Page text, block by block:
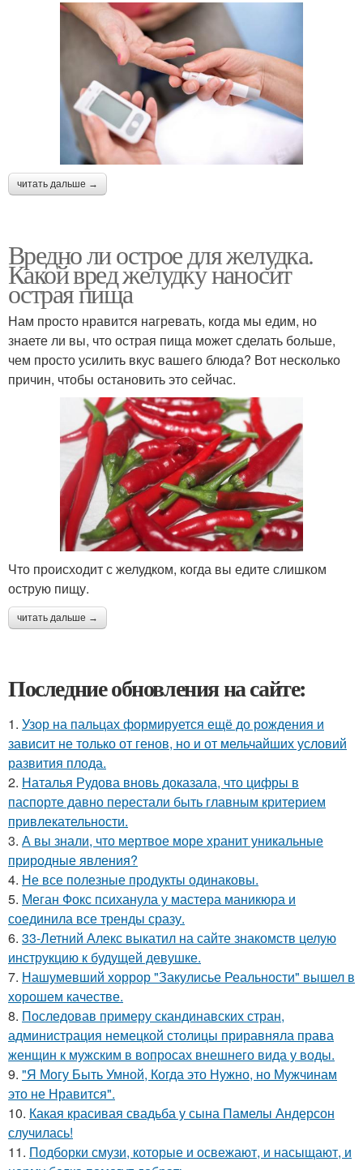
читать дальше →
Вредно ли острое для желудка.
Какой вред желудку наносит
острая пища
Нам просто нравится нагревать, когда мы едим, но
знаете ли вы, что острая пища может сделать больше,
чем просто усилить вкус вашего блюда? Вот несколько
причин, чтобы остановить это сейчас.
Что происходит с желудком, когда вы едите слишком
острую пищу.
читать дальше →
Последние обновления на сайте:
1. Узор на пальцах формируется ещё до рождения и
зависит не только от генов, но и от мельчайших условий
развития плода.
2. Наталья Рудова вновь доказала, что цифры в
паспорте давно перестали быть главным критерием
привлекательности.
3. А вы знали, что мертвое море хранит уникальные
природные явления?
4. Не все полезные продукты одинаковы.
5. Меган Фокс психанула у мастера маникюра и
соединила все тренды сразу.
6. 33-Летний Алекс выкатил на сайте знакомств целую
инструкцию к будущей девушке.
7. Нашумевший хоррор "Закулисье Реальности" вышел в
хорошем качестве.
8. Последовав примеру скандинавских стран,
администрация немецкой столицы приравняла права
женщин к мужским в вопросах внешнего вида у воды.
9. "Я Могу Быть Умной, Когда это Нужно, но Мужчинам
это не Нравится".
10. Какая красивая свадьба у сына Памелы Андерсон
случилась!
11. Подборки смузи, которые и освежают, и насыщают, и